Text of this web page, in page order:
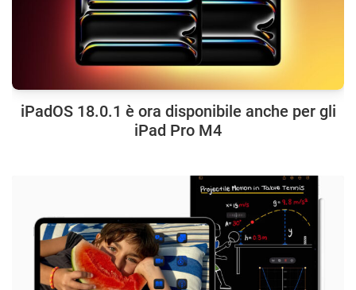
iPadOS 18.0.1 è ora disponibile anche per gli
iPad Pro M4